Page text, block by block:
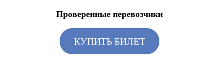
Проверенные перевозчики
КУПИТЬ БИЛЕТ